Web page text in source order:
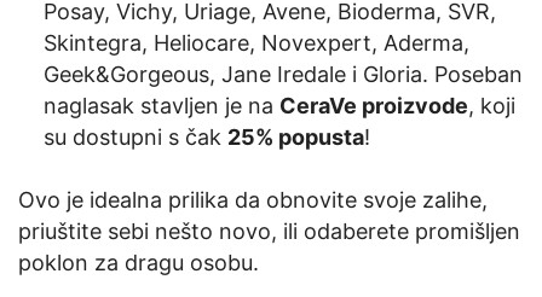
Posay, Vichy, Uriage, Avene, Bioderma, SVR,
Skintegra, Heliocare, Novexpert, Aderma,
Geek&Gorgeous, Jane Iredale i Gloria. Poseban
naglasak stavljen je na CeraVe proizvode, koji
su dostupni s čak 25% popusta!
Ovo je idealna prilika da obnovite svoje zalihe,
priuštite sebi nešto novo, ili odaberete promišljen
poklon za dragu osobu.